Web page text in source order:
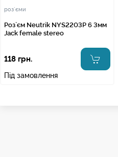
роз`єми
Роз`єм Neutrik NYS2203P 6 3мм
Jack female stereo
118 грн.
Під замовлення